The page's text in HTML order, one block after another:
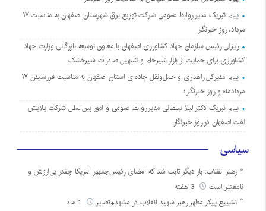
پیام تبریک مدیر روابط عمومی شرکت توزیع برق شهرستان اصفهان به مناسبت ۱۷
مرداد، روز خبرنگار
رایزنی رئیس سازمان جهاد کشاورزی اصفهان با معاون توسعه بازرگانی وزارت جهاد
کشاورزی برای حمایت از بازار شیرخام و تسهیل صادرات شیرخشک
پیام مدیرکل راهداری و حمل‌ونقل جاده‌ای استان اصفهان به مناسبت فرارسیدن ۱۷
مردادماه و روز خبرنگار؛
پیام تبریک دکتر لیلا سلطانی مدیر روابط عمومی و امور بین‌الملل شرکت پالایش
نفت اصفهان در روز خبرنگار
سیاسی
رهبر انقلاب: بار دیگر ثابت شد که امضای رئیس‌جمهور آمریکا چقدر بی‌ارزش و
نامعتبر است
3 هفته
تشییع پیکر مطهر رهبر شهید انقلاب در مشهد+تصایر